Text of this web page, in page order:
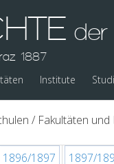
der
1887
Institute
/ Fakultäten
1896/1897 1897/